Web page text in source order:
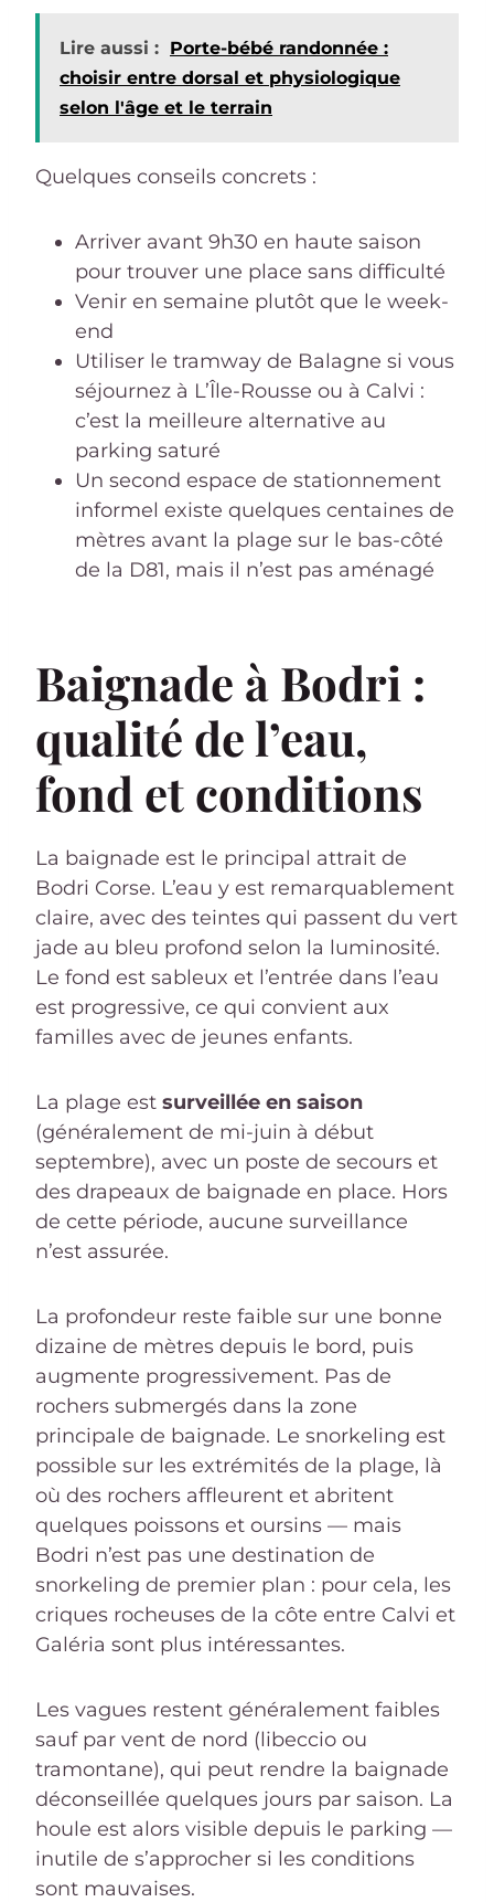
Lire aussi : Porte-bébé randonnée :
choisir entre dorsal et physiologique
selon l'âge et le terrain
Quelques conseils concrets :
Arriver avant 9h30 en haute saison
pour trouver une place sans difficulté
Venir en semaine plutôt que le week-
end
Utiliser le tramway de Balagne si vous
séjournez à L’Île-Rousse ou à Calvi :
c’est la meilleure alternative au
parking saturé
Un second espace de stationnement
informel existe quelques centaines de
mètres avant la plage sur le bas-côté
de la D81, mais il n’est pas aménagé
Baignade à Bodri :
qualité de l’eau,
fond et conditions
La baignade est le principal attrait de
Bodri Corse. L’eau y est remarquablement
claire, avec des teintes qui passent du vert
jade au bleu profond selon la luminosité.
Le fond est sableux et l’entrée dans l’eau
est progressive, ce qui convient aux
familles avec de jeunes enfants.
La plage est surveillée en saison
(généralement de mi-juin à début
septembre), avec un poste de secours et
des drapeaux de baignade en place. Hors
de cette période, aucune surveillance
n’est assurée.
La profondeur reste faible sur une bonne
dizaine de mètres depuis le bord, puis
augmente progressivement. Pas de
rochers submergés dans la zone
principale de baignade. Le snorkeling est
possible sur les extrémités de la plage, là
où des rochers affleurent et abritent
quelques poissons et oursins — mais
Bodri n’est pas une destination de
snorkeling de premier plan : pour cela, les
criques rocheuses de la côte entre Calvi et
Galéria sont plus intéressantes.
Les vagues restent généralement faibles
sauf par vent de nord (libeccio ou
tramontane), qui peut rendre la baignade
déconseillée quelques jours par saison. La
houle est alors visible depuis le parking —
inutile de s’approcher si les conditions
sont mauvaises.